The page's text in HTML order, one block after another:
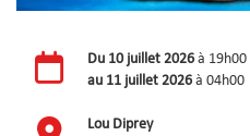
Du 10 juillet 2026 à 19h00
au 11 juillet 2026 à 04h00
Lou Diprey